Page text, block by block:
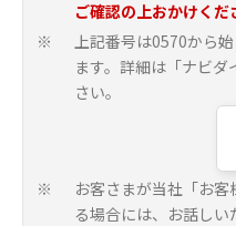
ご確認の上おかけくだ
※
上記番号は0570から
ます。詳細は「ナビ
さい。
※
お客さまが当社「お
る場合には、お話し